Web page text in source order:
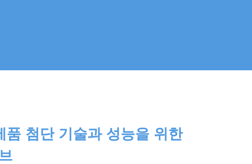
품 첨단 기술과 성능을 위한